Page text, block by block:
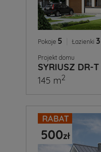
Pokoje 5 Łazienki 3
Projekt domu
SYRIUSZ DR-T
145 m2